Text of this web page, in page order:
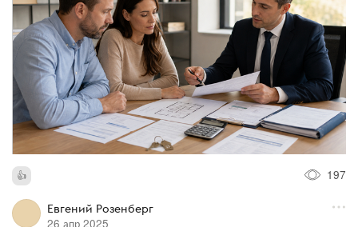
197
Евгений Розенберг
26 апр 2025